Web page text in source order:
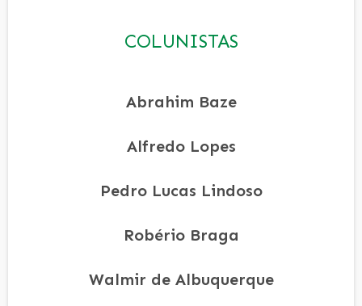
COLUNISTAS
Abrahim Baze
Alfredo Lopes
Pedro Lucas Lindoso
Robério Braga
Walmir de Albuquerque